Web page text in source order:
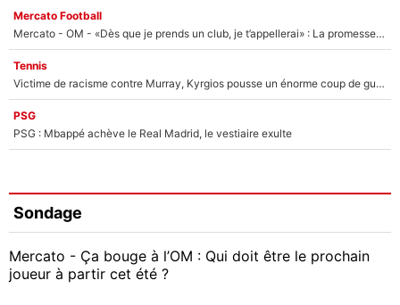
Mercato Football
Mercato - OM - «Dès que je prends un club, je t’appellerai» : La promesse de Marcelino au moment de claquer la porte
Tennis
Victime de racisme contre Murray, Kyrgios pousse un énorme coup de gueule !
PSG
PSG : Mbappé achève le Real Madrid, le vestiaire exulte
Sondage
Mercato - Ça bouge à l’OM : Qui doit être le prochain
joueur à partir cet été ?